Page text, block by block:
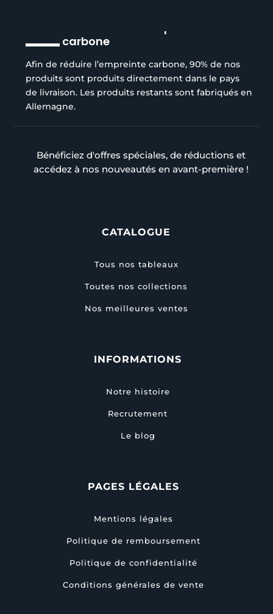
Réduction de l’empreinte
carbone
Afin de réduire l’empreinte carbone, 90% de nos
produits sont produits directement dans le pays
de livraison. Les produits restants sont fabriqués en
Allemagne.
Bénéficiez d'offres spéciales, de réductions et
accédez à nos nouveautés en avant-première !
CATALOGUE
Tous nos tableaux
Toutes nos collections
Nos meilleures ventes
INFORMATIONS
Notre histoire
Recrutement
Le blog
PAGES LÉGALES
Mentions légales
Politique de remboursement
Politique de confidentialité
Conditions générales de vente